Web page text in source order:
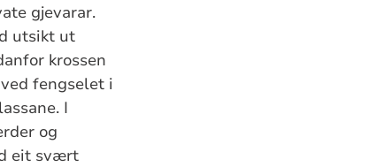
gjevarar.
utsikt ut
krossen
fengselet i
I
og
eit svært